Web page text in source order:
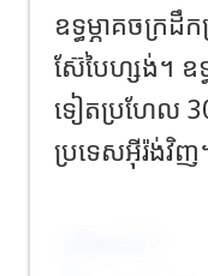
ឧទ្ធម្ភាគចក្រដឹ
ស៊ែបៃហ្សង់។ ឧទ្
ទៀតប្រហែល
ប្រទេសអុីរ៉ង់វិញ